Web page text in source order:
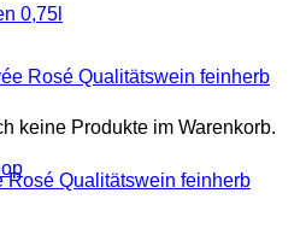
keine Produkte im Warenkorb.
0,75l
Rosé Qualitätswein feinherb